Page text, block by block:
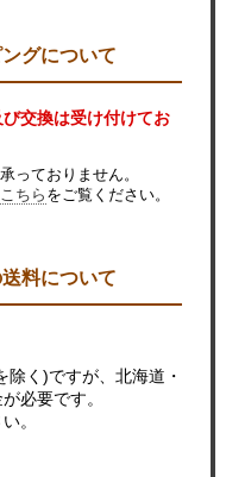
グについて
交換は受け付けてお
っておりません。
こちら をご覧ください。
料について
除く)ですが、北海道・
必要です。
。